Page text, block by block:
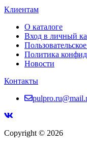
Клиентам
О каталоге
Вход в личный
Политика
Новости
Контакты
Copyright © 2026